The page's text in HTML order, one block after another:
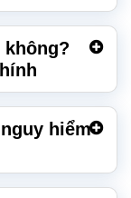
không?
hiểm